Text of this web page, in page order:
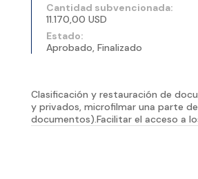
Cantidad subvencionada:
11.170,00 USD
Estado:
Aprobado, Finalizado
Clasificación y restauración de
y privados, microfilmar una parte
documentos).Facilitar el acceso a